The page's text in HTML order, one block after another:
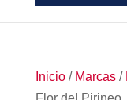
Inicio/ Marcas/